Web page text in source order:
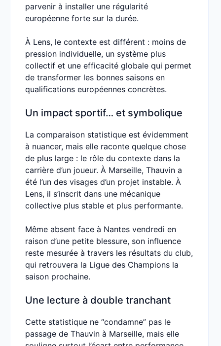
parvenir à installer une régularité
européenne forte sur la durée.
À Lens, le contexte est différent : moins de
pression individuelle, un système plus
collectif et une efficacité globale qui permet
de transformer les bonnes saisons en
qualifications européennes concrètes.
Un impact sportif… et symbolique
La comparaison statistique est évidemment
à nuancer, mais elle raconte quelque chose
de plus large : le rôle du contexte dans la
carrière d’un joueur. À Marseille, Thauvin a
été l’un des visages d’un projet instable. À
Lens, il s’inscrit dans une mécanique
collective plus stable et plus performante.
Même absent face à Nantes vendredi en
raison d’une petite blessure, son influence
reste mesurée à travers les résultats du club,
qui retrouvera la Ligue des Champions la
saison prochaine.
Une lecture à double tranchant
Cette statistique ne “condamne” pas le
passage de Thauvin à Marseille, mais elle